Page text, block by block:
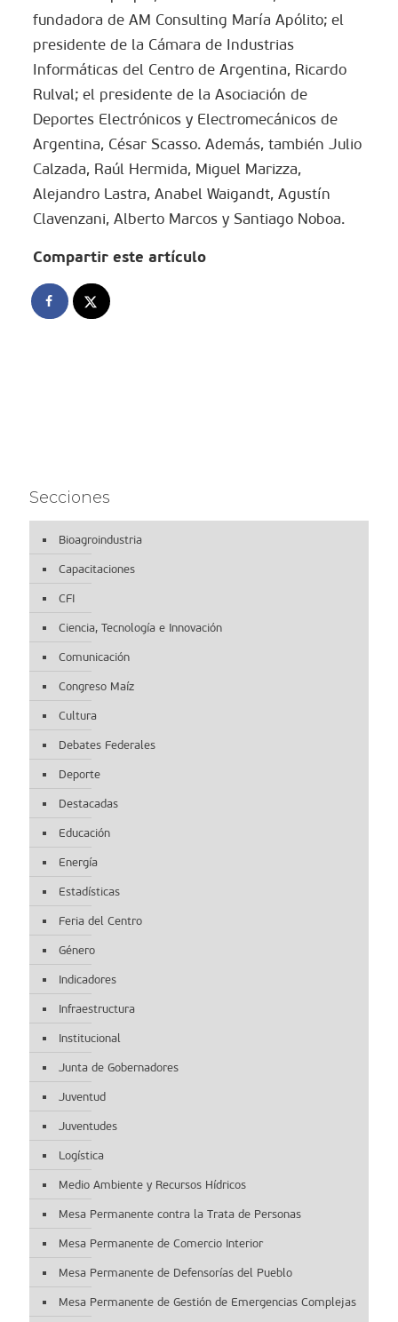
fundadora de AM Consulting María Apólito; el
presidente de la Cámara de Industrias
Informáticas del Centro de Argentina, Ricardo
Rulval; el presidente de la Asociación de
Deportes Electrónicos y Electromecánicos de
Argentina, César Scasso. Además, también Julio
Calzada, Raúl Hermida, Miguel Marizza,
Alejandro Lastra, Anabel Waigandt, Agustín
Clavenzani, Alberto Marcos y Santiago Noboa.
Compartir este artículo
Secciones
Bioagroindustria
Capacitaciones
CFI
Ciencia, Tecnología e Innovación
Comunicación
Congreso Maíz
Cultura
Debates Federales
Deporte
Destacadas
Educación
Energía
Estadísticas
Feria del Centro
Género
Indicadores
Infraestructura
Institucional
Junta de Gobernadores
Juventud
Juventudes
Logística
Medio Ambiente y Recursos Hídricos
Mesa Permanente contra la Trata de Personas
Mesa Permanente de Comercio Interior
Mesa Permanente de Defensorías del Pueblo
Mesa Permanente de Gestión de Emergencias Complejas